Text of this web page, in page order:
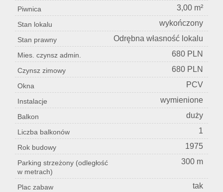
Piwnica 3,00 m²
Stan lokalu wykończony
Stan prawny Odrębna własność lokalu
Mies. czynsz admin. 680 PLN
Czynsz zimowy 680 PLN
Okna PCV
Instalacje wymienione
Balkon duży
Liczba balkonów 1
Rok budowy 1975
Parking strzeżony (odległość
w metrach)
300 m
Plac zabaw tak